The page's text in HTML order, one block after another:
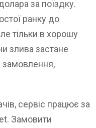
за поїздку.
ранку до
тільки в хорошу
злива застане
замовлення,
сервіс працює за
Замовити